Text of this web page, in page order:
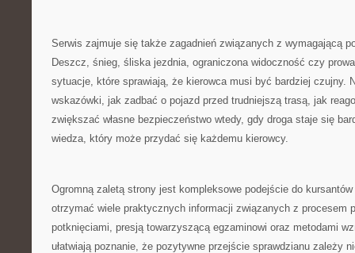
Serwis zajmuje się także zagadnień związanych z wymagającą
Deszcz, śnieg, śliska jezdnia, ograniczona widoczność czy
sytuacje, które sprawiają, że kierowca musi być bardziej czujny.
wskazówki, jak zadbać o pojazd przed trudniejszą trasą, jak
zwiększać własne bezpieczeństwo wtedy, gdy droga staje się
wiedza, który może przydać się każdemu kierowcy.
Ogromną zaletą strony jest kompleksowe podejście do
otrzymać wiele praktycznych informacji związanych z procesem
potknięciami, presją towarzyszącą egzaminowi oraz metodami
ułatwiają poznanie, że pozytywne przejście sprawdzianu zależy